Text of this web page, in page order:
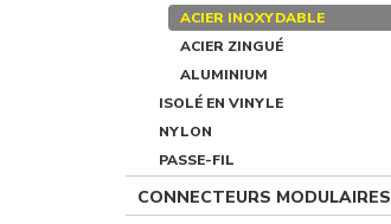
ACIER INOXYDABLE
ACIER ZINGUÉ
ALUMINIUM
ISOLÉ EN VINYLE
NYLON
PASSE-FIL
CONNECTEURS MODULAIRES